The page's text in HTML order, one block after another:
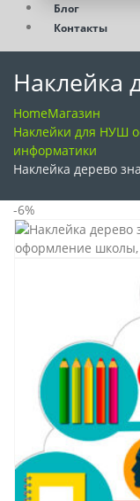
Блог
Контакты
Наклейка
HomeМагазин
Наклейки для НУШ
информатики
Наклейка дерево
-6%